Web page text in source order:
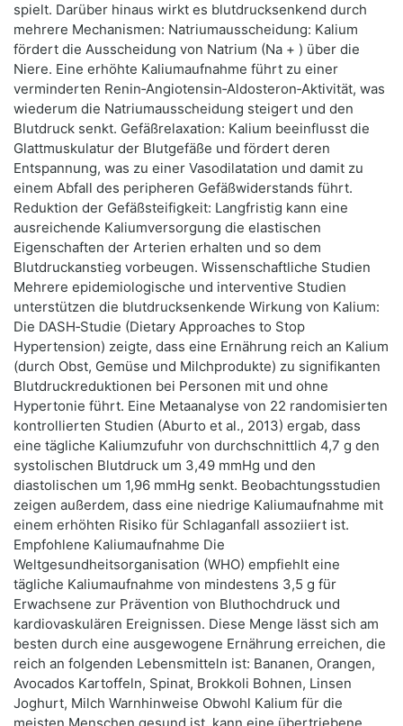
spielt. Darüber hinaus wirkt es blutdrucksenkend durch
mehrere Mechanismen: Natriumausscheidung: Kalium
fördert die Ausscheidung von Natrium (Na + ) über die
Niere. Eine erhöhte Kaliumaufnahme führt zu einer
verminderten Renin‑Angiotensin‑Aldosteron‑Aktivität, was
wiederum die Natriumausscheidung steigert und den
Blutdruck senkt. Gefäßrelaxation: Kalium beeinflusst die
Glattmuskulatur der Blutgefäße und fördert deren
Entspannung, was zu einer Vasodilatation und damit zu
einem Abfall des peripheren Gefäßwiderstands führt.
Reduktion der Gefäßsteifigkeit: Langfristig kann eine
ausreichende Kaliumversorgung die elastischen
Eigenschaften der Arterien erhalten und so dem
Blutdruckanstieg vorbeugen. Wissenschaftliche Studien
Mehrere epidemiologische und interventive Studien
unterstützen die blutdrucksenkende Wirkung von Kalium:
Die DASH‑Studie (Dietary Approaches to Stop
Hypertension) zeigte, dass eine Ernährung reich an Kalium
(durch Obst, Gemüse und Milchprodukte) zu signifikanten
Blutdruckreduktionen bei Personen mit und ohne
Hypertonie führt. Eine Metaanalyse von 22 randomisierten
kontrollierten Studien (Aburto et al., 2013) ergab, dass
eine tägliche Kaliumzufuhr von durchschnittlich 4,7 g den
systolischen Blutdruck um 3,49 mmHg und den
diastolischen um 1,96 mmHg senkt. Beobachtungsstudien
zeigen außerdem, dass eine niedrige Kaliumaufnahme mit
einem erhöhten Risiko für Schlaganfall assoziiert ist.
Empfohlene Kaliumaufnahme Die
Weltgesundheitsorganisation (WHO) empfiehlt eine
tägliche Kaliumaufnahme von mindestens 3,5 g für
Erwachsene zur Prävention von Bluthochdruck und
kardiovaskulären Ereignissen. Diese Menge lässt sich am
besten durch eine ausgewogene Ernährung erreichen, die
reich an folgenden Lebensmitteln ist: Bananen, Orangen,
Avocados Kartoffeln, Spinat, Brokkoli Bohnen, Linsen
Joghurt, Milch Warnhinweise Obwohl Kalium für die